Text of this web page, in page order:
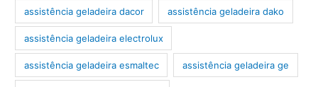
assistência geladeira dacor assistência geladeira dako
assistência geladeira electrolux
assistência geladeira esmaltec assistência geladeira ge